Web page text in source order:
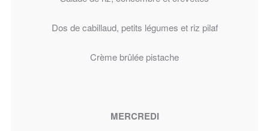
Dos de cabillaud, petits légumes et riz pilaf
Crème brûlée pistache
MERCREDI